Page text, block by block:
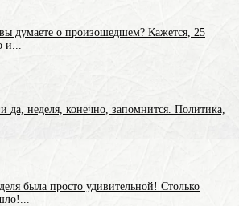
думаете о произошедшем? Кажется, 25
да, неделя, конечно, запомнится. Политика,
была просто удивительной! Столько